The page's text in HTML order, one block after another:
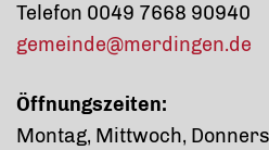
Telefon 0049 7668 90940
gemeinde@merdingen.de
Öffnungszeiten:
Montag, Mittwoch,